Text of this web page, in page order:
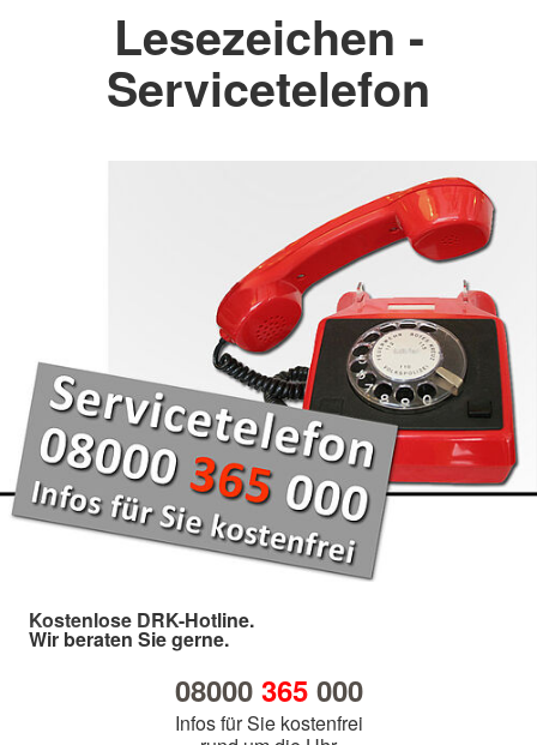
Lesezeichen -
Servicetelefon
Kostenlose DRK-Hotline.
Wir beraten Sie gerne.
08000 365000
Infos für Sie kostenfrei